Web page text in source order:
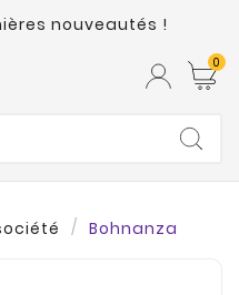
nouveautés !
0
Bohnanza